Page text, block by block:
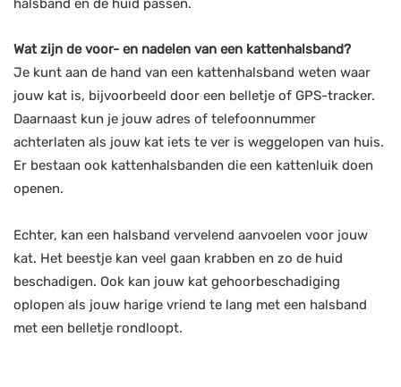
halsband en de huid passen.
Wat zijn de voor- en nadelen van een kattenhalsband?
Je kunt aan de hand van een kattenhalsband weten waar
jouw kat is, bijvoorbeeld door een belletje of GPS-tracker.
Daarnaast kun je jouw adres of telefoonnummer
achterlaten als jouw kat iets te ver is weggelopen van huis.
Er bestaan ook kattenhalsbanden die een kattenluik doen
openen.
Echter, kan een halsband vervelend aanvoelen voor jouw
kat. Het beestje kan veel gaan krabben en zo de huid
beschadigen. Ook kan jouw kat gehoorbeschadiging
oplopen als jouw harige vriend te lang met een halsband
met een belletje rondloopt.